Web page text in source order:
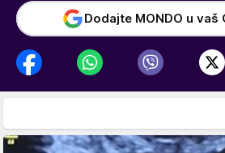
Dodajte MONDO u